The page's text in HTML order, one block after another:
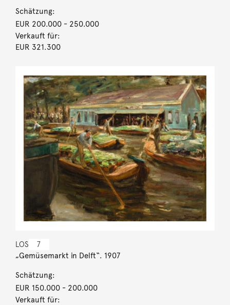
Schätzung:
EUR 200.000- 250.000
Verkauft für:
EUR 321.300
LOS 7
„Gemüsemarkt in Delft“. 1907
Schätzung:
EUR 150.000- 200.000
Verkauft für: